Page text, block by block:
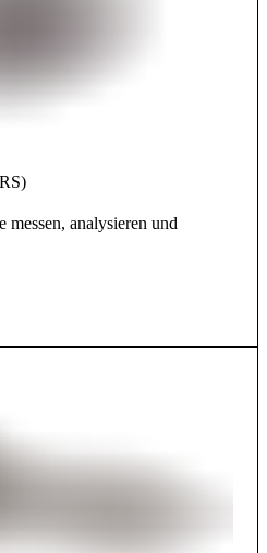
messen, analysieren und